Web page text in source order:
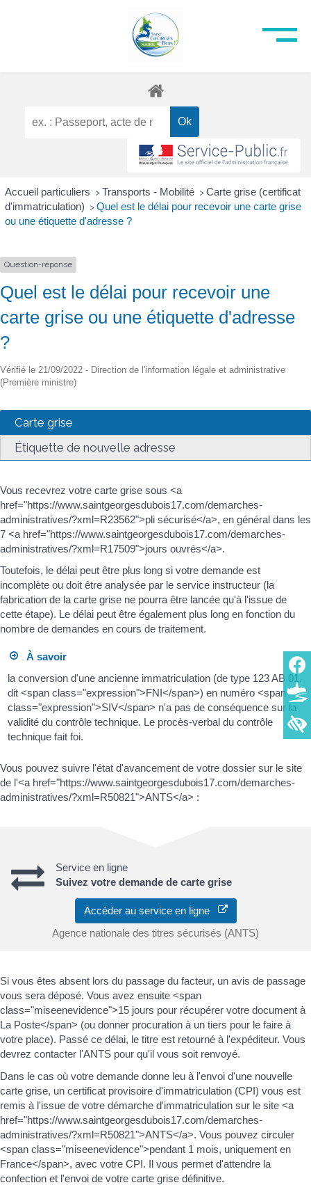
Accueil particuliers > Transports - Mobilité > Carte grise (certificat
d'immatriculation) > Quel est le délai pour recevoir une carte grise
ou une étiquette d'adresse ?
Question-réponse
Quel est le délai pour recevoir une
carte grise ou une étiquette d'adresse
?
Vérifié le 21/09/2022 - Direction de l'information légale et administrative
(Première ministre)
Carte grise
Étiquette de nouvelle adresse
Vous recevrez votre carte grise sous <a
href="https://www.saintgeorgesdubois17.com/demarches-
administratives/?xml=R23562">pli sécurisé</a>, en général dans les
7 <a href="https://www.saintgeorgesdubois17.com/demarches-
administratives/?xml=R17509">jours ouvrés</a>.
Toutefois, le délai peut être plus long si votre demande est
incomplète ou doit être analysée par le service instructeur (la
fabrication de la carte grise ne pourra être lancée qu'à l'issue de
cette étape). Le délai peut être également plus long en fonction du
nombre de demandes en cours de traitement.
À savoir
la conversion d'une ancienne immatriculation (de type 123 AB 01,
dit <span class="expression">FNI</span>) en numéro <span
class="expression">SIV</span> n'a pas de conséquence sur la
validité du contrôle technique. Le procès-verbal du contrôle
technique fait foi.
Vous pouvez suivre l'état d'avancement de votre dossier sur le site
de l'<a href="https://www.saintgeorgesdubois17.com/demarches-
administratives/?xml=R50821">ANTS</a> :
Service en ligne
Suivez votre demande de carte grise
Accéder au service en ligne
Agence nationale des titres sécurisés (ANTS)
Si vous êtes absent lors du passage du facteur, un avis de passage
vous sera déposé. Vous avez ensuite <span
class="miseenevidence">15 jours pour récupérer votre document à
La Poste</span> (ou donner procuration à un tiers pour le faire à
votre place). Passé ce délai, le titre est retourné à l'expéditeur. Vous
devrez contacter l'ANTS pour qu'il vous soit renvoyé.
Dans le cas où votre demande donne leu à l'envoi d'une nouvelle
carte grise, un certificat provisoire d'immatriculation (CPI) vous est
remis à l'issue de votre démarche d'immatriculation sur le site <a
href="https://www.saintgeorgesdubois17.com/demarches-
administratives/?xml=R50821">ANTS</a>. Vous pouvez circuler
<span class="miseenevidence">pendant 1 mois, uniquement en
France</span>, avec votre CPI. Il vous permet d'attendre la
confection et l'envoi de votre carte grise définitive.